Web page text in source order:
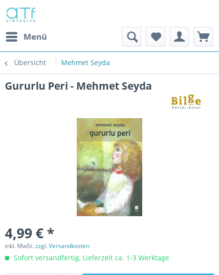
Menü
Übersicht Mehmet Seyda
Gururlu Peri - Mehmet Seyda
4,99 € *
inkl. MwSt.zzgl. Versandkosten
Sofort versandfertig, Lieferzeit ca. 1-3 Werktage